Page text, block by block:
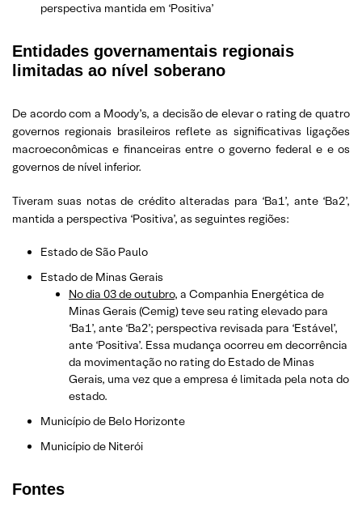
perspectiva mantida em ‘Positiva’
Entidades governamentais regionais
limitadas ao nível soberano
De acordo com a Moody’s, a decisão de elevar o rating de quatro
governos regionais brasileiros reflete as significativas ligações
macroeconômicas e financeiras entre o governo federal e e os
governos de nível inferior.
Tiveram suas notas de crédito alteradas para ‘Ba1’, ante ‘Ba2’,
mantida a perspectiva ‘Positiva’, as seguintes regiões:
Estado de São Paulo
Estado de Minas Gerais
No dia 03 de outubro, a Companhia Energética de
Minas Gerais (Cemig) teve seu rating elevado para
‘Ba1’, ante ‘Ba2’; perspectiva revisada para ‘Estável’,
ante ‘Positiva’. Essa mudança ocorreu em decorrência
da movimentação no rating do Estado de Minas
Gerais, uma vez que a empresa é limitada pela nota do
estado.
Município de Belo Horizonte
Município de Niterói
Fontes